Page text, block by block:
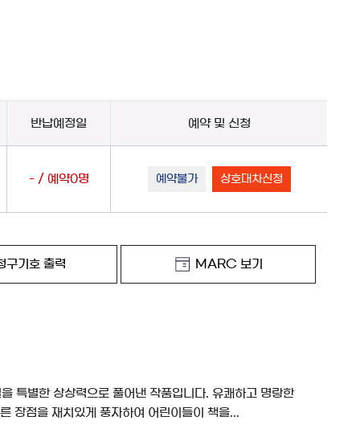
반납예정일 예약 및 신청
- / 예약0명 예약불가 상호대차신청
구기호 출력 MARC 보기
특별한 상상력으로 풀어낸 작품입니다. 유쾌하고 명랑한
장점을 재치있게 풍자하여 어린이들이 책을...